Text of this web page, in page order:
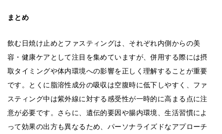
まとめ
飲む日焼け止めとファスティングは、それぞれ内側からの美
容・健康ケアとして注目を集めていますが、併用する際には摂
取タイミングや体内環境への影響を正しく理解することが重要
です。とくに脂溶性成分の吸収は空腹時に低下しやすく、ファ
スティング中は紫外線に対する感受性が一時的に高まる点に注
意が必要です。さらに、遺伝的要因や腸内環境、生活習慣によ
って効果の出方も異なるため、パーソナライズドなアプローチ